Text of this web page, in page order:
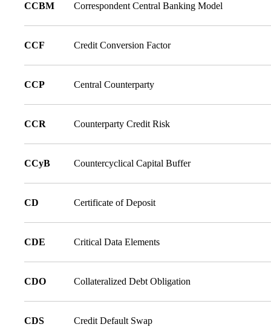
CCBM Correspondent Central Banking Model
CCF Credit Conversion Factor
CCP Central Counterparty
CCR Counterparty Credit Risk
CCyB Countercyclical Capital Buffer
CD Certificate of Deposit
CDE Critical Data Elements
CDO Collateralized Debt Obligation
CDS Credit Default Swap